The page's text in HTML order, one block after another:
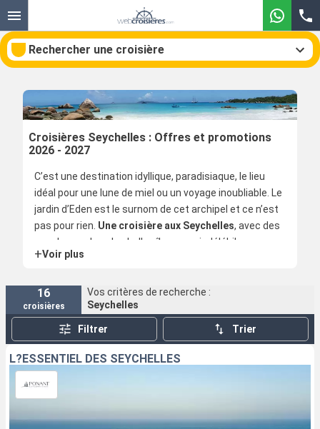
Rechercher une croisière
Ports Compagnies
Rechercher
Croisières Seychelles : Offres et promotions
2026 - 2027
C’est une destination idyllique, paradisiaque, le lieu
idéal pour une lune de miel ou un voyage inoubliable. Le
jardin d’Eden est le surnom de cet archipel et ce n’est
pas pour rien. Une croisière aux Seychelles, avec des
escales sur les plus belles îles, sera indélébile.
Plusieurs croisières avec différentes destinations aux
Situés à l’Est de l’Afrique,
Seychelles sont archipel de 115 îles. La plupart
parsemées de plages et criques paradisiaques. Sur
certaines reposent d’impressionnants rochers de
granit, polis par les vagues, et bordés d’une végétation
luxuriante. Plusieurs réserves assurent la protection
nombreux oiseaux, magnifiques tortues de terre et
+Voir plus
16
croisières
Vos critères de recherche :
Seychelles
Filtrer Trier
L?ESSENTIEL DES SEYCHELLES